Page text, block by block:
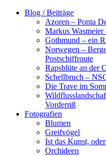
Zum
Blog / Beiträge
Azoren – Ponta
Markus
Gothmund – ein
Norwegen –
Postschiffroute
Rapsblüte an der
Schellbruch –
Die Trave im
Vorderriß
Fotografien
Blumen
Greifvögel
Ist das Kunst,
Orchideen